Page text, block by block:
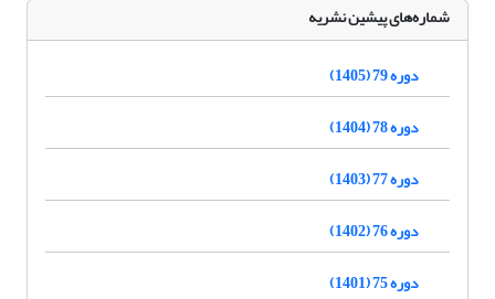
شماره‌های پیشین نشریه
دوره 79 (1405)
دوره 78 (1404)
دوره 77 (1403)
دوره 76 (1402)
دوره 75 (1401)